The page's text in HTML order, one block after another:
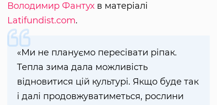
Володимир Фантух в матеріалі
Latifundist.com.
«Ми не плануємо пересівати ріпак.
Тепла зима дала можливість
відновитися цій культурі. Якщо буде так
і далі продовжуватиметься, рослини